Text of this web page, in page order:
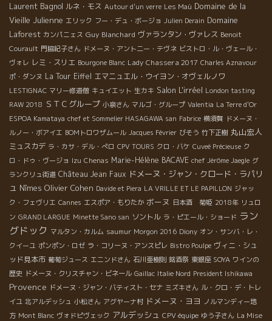
Laurent Bagnol ルネ・モス Autour d'un verre Les Maù Domaine de la
Vieille Julienne エリック フー・デュ・ボージョ Julien Derain Domaine
Laforest カンパニェス Guy Blanchard ヴァランタン・ヴァレス Benoit
Courault 門脇紀子さん ドメーヌ・アント二ー・テヴネ ビストロ・ル・ヴェール・
ヴォレ レミ・スリエ Bourgone Blanc Lady Chassera 2017 Charles Aznavour
ポ・ダンヌ La Tour Eiffel エマニュエル・ウイヨン・オヴェルノワ
LESTIGNAC マリー修道僧 キュイエット 生カキ Salon L'irréel London tasting
RAW 2018 ＳＴＣグループ 小泉さん マルゴ・グループ Valentia La Terre d'Or
ESPOA Kamataya chef et Sommelier HASAGAWA san Fabrice 横須賀 ドメーヌ・
ルノー・ボアイエ BOMトロワザムール Jacques Février びそう 竹下正樹 丸山宏人
ミュスカデ ラ・カサ・デル・ぺロ CPV TOURS クロ・バケ Cuveé Précieuse ク
ロ・ドゥ・ヴージョ Izu Chenas Marie-Hélène BACAVE chef Jérôme Jaegle グ
ランクリュ街道 Château Jean Faux ドメーヌ・ジャン・クロード・ラパリ
ュ Nîmes Olivier Cohen Davide et Piera LA VRILLE ET LE PAPILLON ジャッ
ク・フェヴリエ Cannes エスポア・もりたか ボーヌ 日本酒 菊姫 2018年 リュロ
ン GRAND LARGUE Minette Sano san ソントル ラ・ピエール・ショード ラン
グドック マルタン・カルム saumur Morgon 2016 Diony オン・サンバ・レ・
クイーユ ポンポン・ロゼ ラ・コリーヌ・アンスピレ Bistro Poulpe ヴィニ・シュ
ッド見本市 葡萄ジュース エニンドさん 石川亜樹則 銘酒祭 東銀座 SOYA ワインの
歴史 ドメーヌ・クリスチャン・ビネール Gaillac Italie Nord President Ishikawa
Provence ドメーヌ・ジャン・バティスト・セナ ミズキさん ル・クロ・デ・トレ
イユ 北アルデッシュ 小松さん アグヤーナ村 ドメーヌ・ヨヨ ノルマンディー地
方 Mont Blanc ヴォドピヴェック アルデッシュ CPV équipe ゆう子さん La Mise